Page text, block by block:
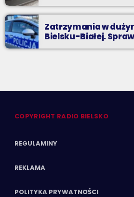
Zatrzymania w
Bielsku-Białej.
COPYRIGHT RADIO BIELSKO
REGULAMINY
REKLAMA
POLITYKA PRYWATNOŚCI